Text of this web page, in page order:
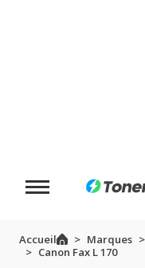
Accueil Marques
Canon Fax L 170